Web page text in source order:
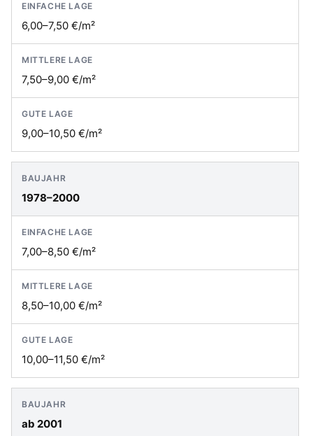
6,00–7,50 €/m²
7,50–9,00 €/m²
9,00–10,50 €/m²
1978–2000
7,00–8,50 €/m²
8,50–10,00 €/m²
10,00–11,50 €/m²
ab 2001